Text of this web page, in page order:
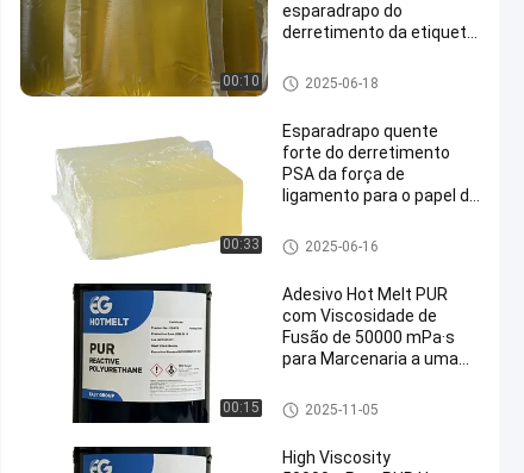
00:10
esparadrapo do
derretimento da etiqueta
quente sensível do
derretimento
Esparadrapo quente do derreti
mento da PSA
2025-06-18
00:33
Esparadrapo quente
forte do derretimento
PSA da força de
ligamento para o papel de
Esparadrapo quente do derreti
mento da PSA
2025-06-16
00:15
Adesivo Hot Melt PUR
com Viscosidade de
Fusão de 50000 mPa·s
para Marcenaria a uma
de 120ºC-140ºC e Ponto
de Amolecimento de 78 ±
Esparadrapo quente do derreti
mento do Woodworking
2025-11-05
High Viscosity